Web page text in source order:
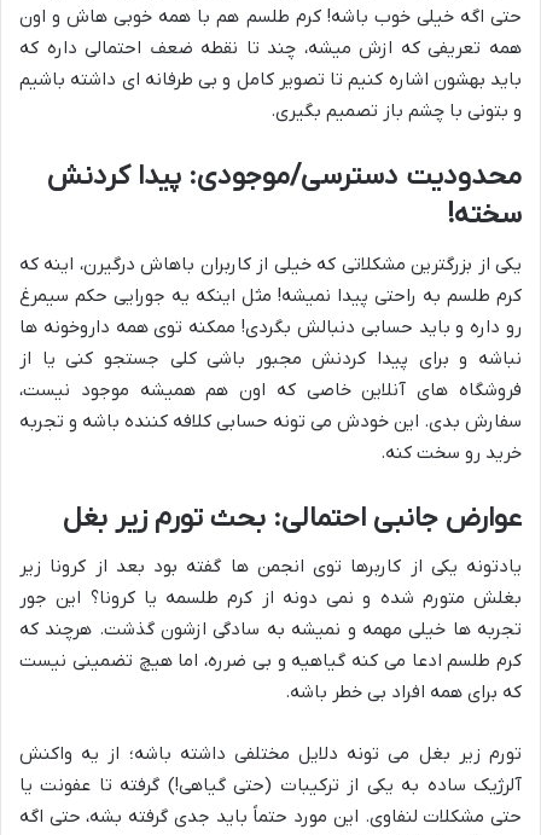
حتی اگه خیلی خوب باشه! کرم طلسم هم با همه خوبی هاش و اون
همه تعریفی که ازش میشه، چند تا نقطه ضعف احتمالی داره که
باید بهشون اشاره کنیم تا تصویر کامل و بی طرفانه ای داشته باشیم
و بتونی با چشم باز تصمیم بگیری.
محدودیت دسترسی/موجودی: پیدا کردنش
سخته!
یکی از بزرگترین مشکلاتی که خیلی از کاربران باهاش درگیرن، اینه که
کرم طلسم به راحتی پیدا نمیشه! مثل اینکه یه جورایی حکم سیمرغ
رو داره و باید حسابی دنبالش بگردی! ممکنه توی همه داروخونه ها
نباشه و برای پیدا کردنش مجبور باشی کلی جستجو کنی یا از
فروشگاه های آنلاین خاصی که اون هم همیشه موجود نیست،
سفارش بدی. این خودش می تونه حسابی کلافه کننده باشه و تجربه
خرید رو سخت کنه.
عوارض جانبی احتمالی: بحث تورم زیر بغل
یادتونه یکی از کاربرها توی انجمن ها گفته بود بعد از کرونا زیر
بغلش متورم شده و نمی دونه از کرم طلسمه یا کرونا؟ این جور
تجربه ها خیلی مهمه و نمیشه به سادگی ازشون گذشت. هرچند که
کرم طلسم ادعا می کنه گیاهیه و بی ضرره، اما هیچ تضمینی نیست
که برای همه افراد بی خطر باشه.
تورم زیر بغل می تونه دلایل مختلفی داشته باشه؛ از یه واکنش
آلرژیک ساده به یکی از ترکیبات (حتی گیاهی!) گرفته تا عفونت یا
حتی مشکلات لنفاوی. این مورد حتماً باید جدی گرفته بشه، حتی اگه